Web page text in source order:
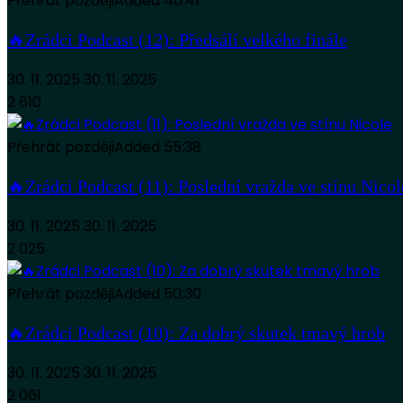
🔥Zrádci Podcast (12): Předsálí velkého finále
30. 11. 2025 30. 11. 2025
2 610
Přehrát pozdějiAdded 55:38
🔥Zrádci Podcast (11): Poslední vražda ve stínu
30. 11. 2025 30. 11. 2025
2 025
Přehrát pozdějiAdded 50:30
🔥Zrádci Podcast (10): Za dobrý skutek tmavý hrob
30. 11. 2025 30. 11. 2025
2 061